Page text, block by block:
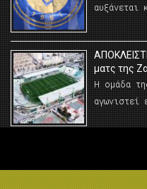
αυξάνεται
ματς της
Η ομάδα
αγωνιστεί